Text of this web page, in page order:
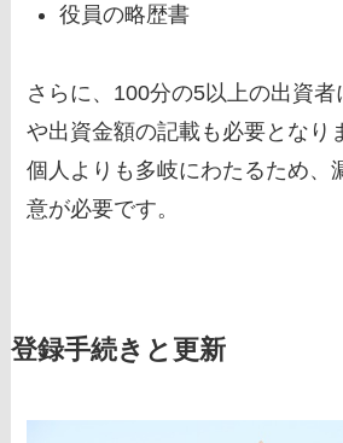
役員の略歴書
さらに、100分の5以上の出資
や出資金額の記載も必要となり
個人よりも多岐にわたるため、
意が必要です。
登録手続きと更新